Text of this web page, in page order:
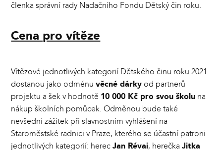
členka správní rady Nadačního Fondu Dětský čin roku.
Cena pro vítěze
Vítězové jednotlivých kategorií Dětského činu roku 2021
dostanou jako odměnuvěcné dárky od partnerů
projektu a šek v hodnotě 10 000 Kč pro svou školu na
nákup školních pomůcek. Odměnou bude také
nevšední zážitek při slavnostním vyhlášení na
Staroměstské radnici v Praze, kterého se účastní patroni
jednotlivých kategorií: herecJan Révai, herečkaJitka